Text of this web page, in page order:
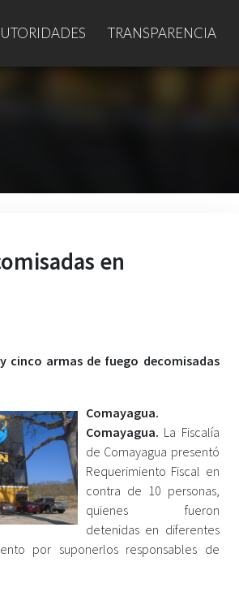
TRANSPARENCIA
en
cinco armas de fuego decomisadas
Comayagua.
Comayagua. La Fiscalía
de Comayagua presentó
Requerimiento Fiscal en
contra de 10 personas,
quienes fueron
detenidas en diferentes
por suponerlos responsables de